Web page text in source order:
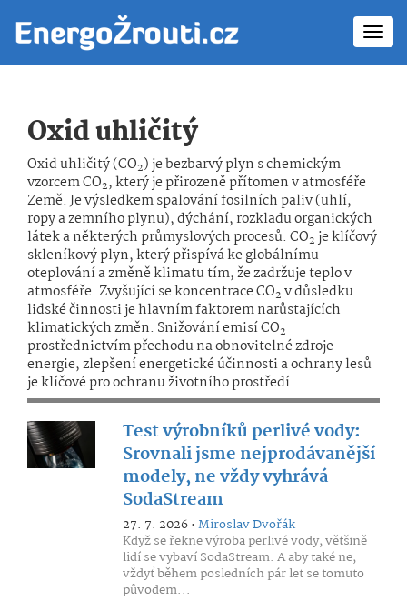
Oxid uhličitý
Oxid uhličitý (CO2) je bezbarvý plyn s chemickým
vzorcem CO2, který je přirozeně přítomen v atmosféře
Země. Je výsledkem spalování fosilních paliv (uhlí,
ropy a zemního plynu), dýchání, rozkladu organických
látek a některých průmyslových procesů. CO2 je klíčový
skleníkový plyn, který přispívá ke globálnímu
oteplování a změně klimatu tím, že zadržuje teplo v
atmosféře. Zvyšující se koncentrace CO2 v důsledku
lidské činnosti je hlavním faktorem narůstajících
klimatických změn. Snižování emisí CO2
prostřednictvím přechodu na obnovitelné zdroje
energie, zlepšení energetické účinnosti a ochrany lesů
je klíčové pro ochranu životního prostředí.​
Test výrobníků perlivé vody:
Srovnali jsme nejprodávanější
modely, ne vždy vyhrává
SodaStream
27. 7. 2026 •Miroslav Dvořák
Když se řekne výroba perlivé vody, většině
lidí se vybaví SodaStream. A aby také ne,
vždyť během posledních pár let se tomuto
původem...